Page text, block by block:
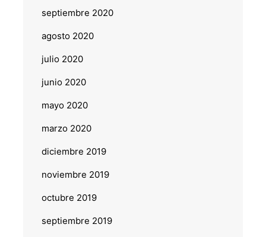
septiembre 2020
agosto 2020
julio 2020
junio 2020
mayo 2020
marzo 2020
diciembre 2019
noviembre 2019
octubre 2019
septiembre 2019